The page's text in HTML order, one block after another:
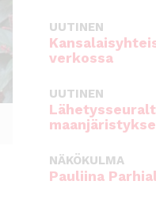
UUTINEN
verkossa
UUTINEN
NÄKÖKULMA
Pauliina